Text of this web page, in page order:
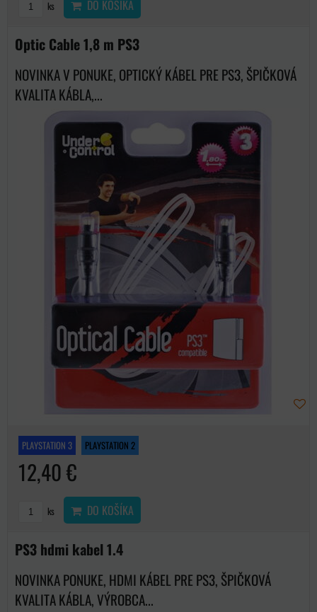
ks DO KOŠÍKA
Optic Cable 1,8 m PS3
NOVINKA V PONUKE, OPTICKÝ KÁBEL PRE PS3, ŠPIČKOVÁ
KVALITA KÁBLA,...
PLAYSTATION 3 PLAYSTATION 2
12,40 €
ks DO KOŠÍKA
PS3 hdmi kabel 1.4
NOVINKA PONUKE, HDMI KÁBEL PRE PS3, ŠPIČKOVÁ
KVALITA KÁBLA, VÝROBCA...